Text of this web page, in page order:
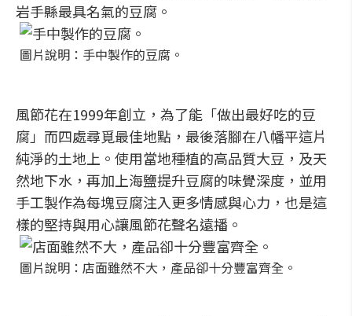
岩手縣最具名氣的豆腐。
圖片說明：手中製作的豆腐。
風節花在1999年創立，為了能「做出最好吃的豆
腐」而四處尋覓最佳地點，最後落腳在八幡平這片
純淨的土地上。使用當地種植的高品質大豆，及天
然地下水，再加上海鹽提升豆腐的味覺深度，並用
手工製作為每塊豆腐注入更多情感與心力，也是這
樣的堅持與用心讓風節花聲名遠播。
圖片說明：店面雖然不大，產品卻十分豐富齊全。